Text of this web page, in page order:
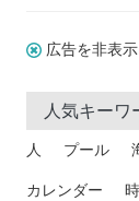
広告を非表
人気キーワ
人 プール
カレンダー